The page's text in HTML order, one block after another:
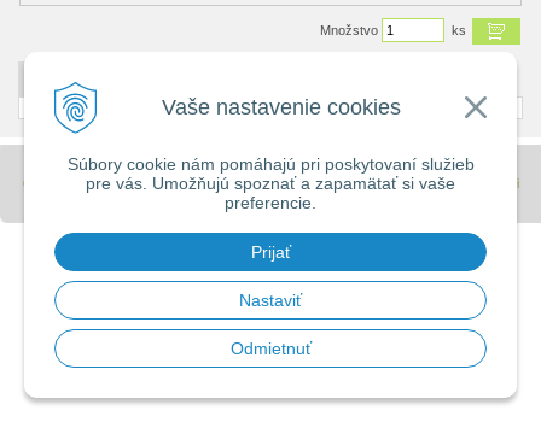
Vaše nastavenie cookies
Súbory cookie nám pomáhajú pri poskytovaní služieb
pre vás. Umožňujú spoznať a zapamätať si vaše
preferencie.
Prijať
Nastaviť
Odmietnuť
Množstvo ks
DETAILNÝ POPIS
© 2026 Stavebniny - DUMA •tvorba eshopu cez UNIobchod,webhostingspoločnosti
WEBYGROUP